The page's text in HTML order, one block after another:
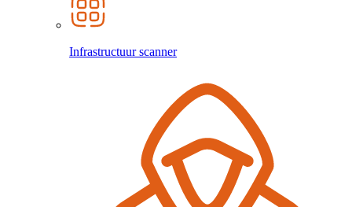
Infrastructuur scanner